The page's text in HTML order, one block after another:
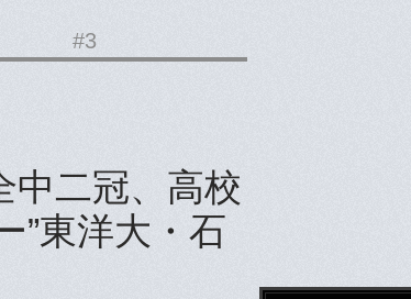
#3
中二冠、高校
”東洋大・石